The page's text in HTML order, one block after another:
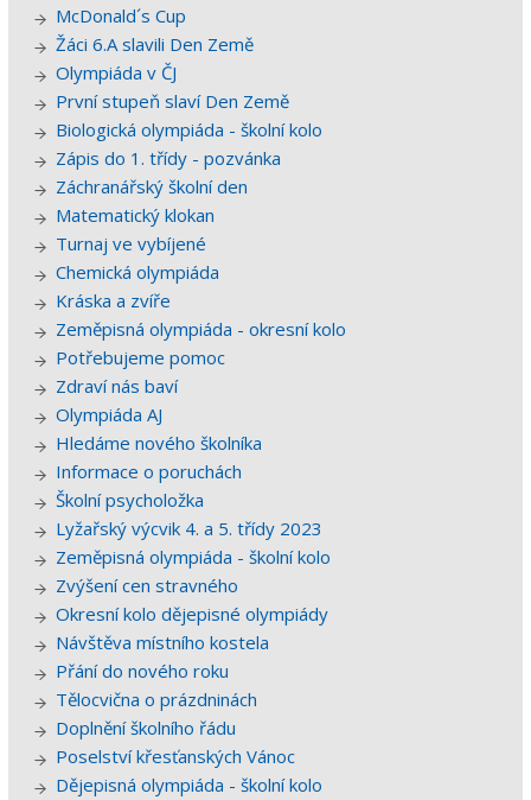
McDonald´s Cup
Žáci 6.A slavili Den Země
Olympiáda v ČJ
První stupeň slaví Den Země
Biologická olympiáda - školní kolo
Zápis do 1. třídy - pozvánka
Záchranářský školní den
Matematický klokan
Turnaj ve vybíjené
Chemická olympiáda
Kráska a zvíře
Zeměpisná olympiáda - okresní kolo
Potřebujeme pomoc
Zdraví nás baví
Olympiáda AJ
Hledáme nového školníka
Informace o poruchách
Školní psycholožka
Lyžařský výcvik 4. a 5. třídy 2023
Zeměpisná olympiáda - školní kolo
Zvýšení cen stravného
Okresní kolo dějepisné olympiády
Návštěva místního kostela
Přání do nového roku
Tělocvična o prázdninách
Doplnění školního řádu
Poselství křesťanských Vánoc
Dějepisná olympiáda - školní kolo